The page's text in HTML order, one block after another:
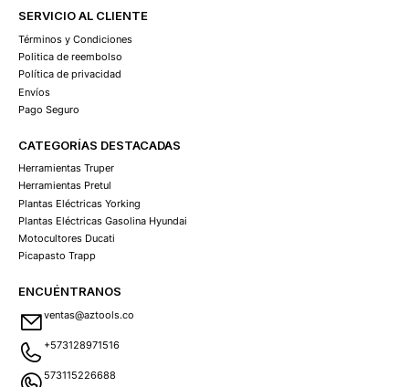
SERVICIO AL CLIENTE
Términos y Condiciones
Politica de reembolso
Política de privacidad
Envíos
Pago Seguro
CATEGORÍAS DESTACADAS
Herramientas Truper
Herramientas Pretul
Plantas Eléctricas Yorking
Plantas Eléctricas Gasolina Hyundai
Motocultores Ducati
Picapasto Trapp
ENCUÉNTRANOS
ventas@aztools.co
+573128971516
573115226688